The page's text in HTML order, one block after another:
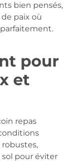
bien pensés,
paix où
pour
et
repas
robustes,
sol pour éviter